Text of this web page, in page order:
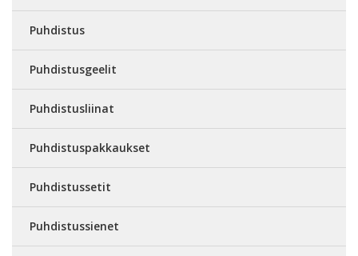
Puhdistus
Puhdistusgeelit
Puhdistusliinat
Puhdistuspakkaukset
Puhdistussetit
Puhdistussienet